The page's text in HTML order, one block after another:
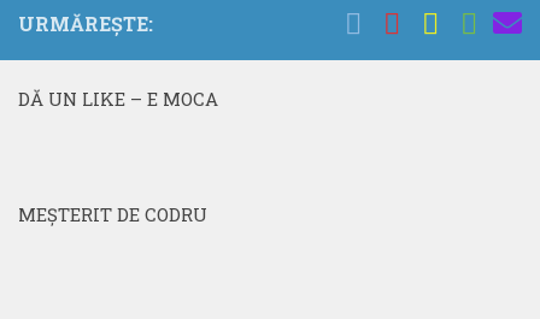
URMĂREȘTE:
DĂ UN LIKE – E MOCA
MEŞTERIT DE CODRU